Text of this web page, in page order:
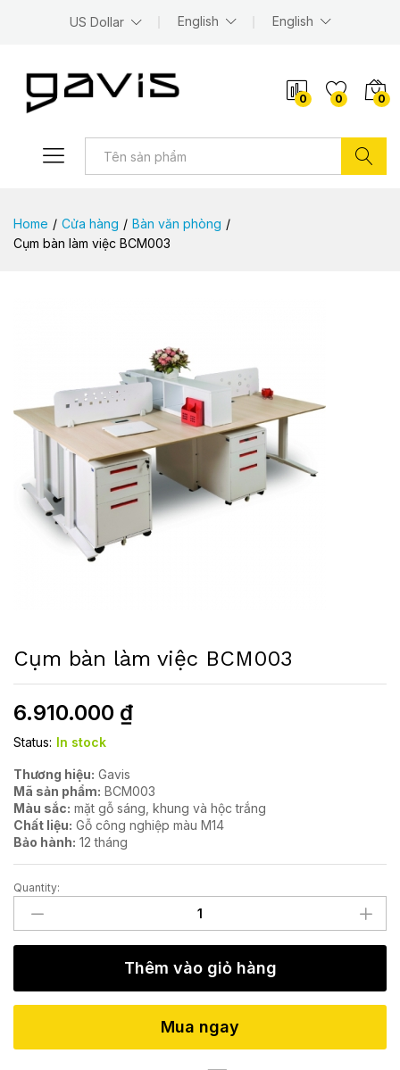
US Dollar English English
0 0 0
Home / Cửa hàng / Bàn văn phòng /
Cụm bàn làm việc BCM003
Cụm bàn làm việc BCM003
6.910.000 ₫
Status: In stock
Thương hiệu: Gavis
Mã sản phẩm: BCM003
Màu sắc: mặt gỗ sáng, khung và hộc trắng
Chất liệu: Gỗ công nghiệp màu M14
Bảo hành: 12 tháng
Cụm
bàn
làm
việc
quantity
Quantity:
Thêm vào giỏ hàng
Mua ngay